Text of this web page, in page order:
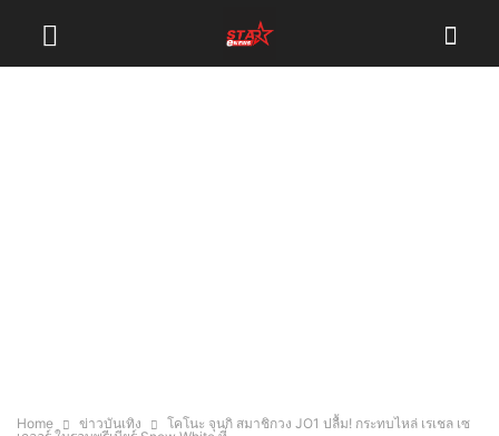
Home ข่าวบันเทิง
โคโนะ จุนกิ สมาชิกวง JO1 ปลื้ม! กระทบไหล่ เรเชล เซ